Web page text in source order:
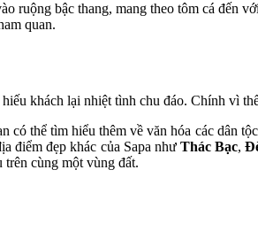
ruộng bậc thang, mang theo tôm cá đến
quan.
khách lại nhiệt tình chu đáo. Chính vì
có thể tìm hiểu thêm về văn hóa các dân
điểm đẹp khác của Sapa như Thác Bạc,
trên cùng một vùng đất.